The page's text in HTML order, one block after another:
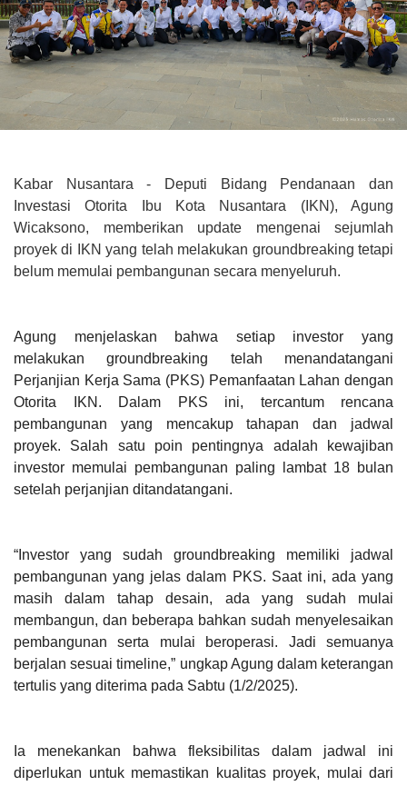
Kabar Nusantara
- Deputi Bidang Pendanaan dan
Investasi Otorita Ibu Kota Nusantara (IKN), Agung
Wicaksono, memberikan update mengenai sejumlah
proyek di IKN yang telah melakukan groundbreakingtetapi
belum memulai pembangunan secara menyeluruh.
Agung menjelaskan bahwa setiap investor yang
melakukangroundbreaking telah menandatangani
Perjanjian Kerja Sama (PKS) Pemanfaatan Lahan dengan
Otorita IKN. Dalam PKS ini, tercantum rencana
pembangunan yang mencakup tahapan dan jadwal
proyek. Salah satu poin pentingnya adalah kewajiban
investor memulai pembangunan paling lambat 18 bulan
setelah perjanjian ditandatangani.
“Investor yang sudah groundbreaking memiliki jadwal
pembangunan yang jelas dalam PKS. Saat ini, ada yang
masih dalam tahap desain, ada yang sudah mulai
membangun, dan beberapa bahkan sudah menyelesaikan
pembangunan serta mulai beroperasi. Jadi semuanya
berjalan sesuai timeline,” ungkap Agung dalam keterangan
tertulis yang diterima pada Sabtu (1/2/2025).
Ia menekankan bahwa fleksibilitas dalam jadwal ini
diperlukan untuk memastikan kualitas proyek, mulai dari